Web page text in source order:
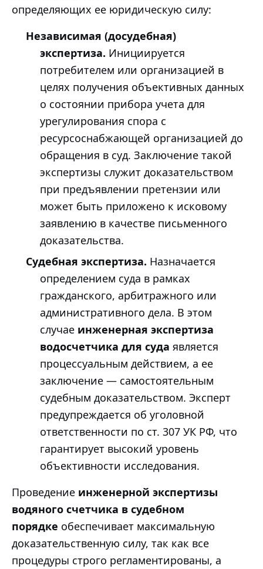
определяющих ее юридическую силу:
Независимая (досудебная)
экспертиза. Инициируется
потребителем или организацией в
целях получения объективных данных
о состоянии прибора учета для
урегулирования спора с
ресурсоснабжающей организацией до
обращения в суд. Заключение такой
экспертизы служит доказательством
при предъявлении претензии или
может быть приложено к исковому
заявлению в качестве письменного
доказательства.
Судебная экспертиза. Назначается
определением суда в рамках
гражданского, арбитражного или
административного дела. В этом
случае инженерная экспертиза
водосчетчика для суда является
процессуальным действием, а ее
заключение — самостоятельным
судебным доказательством. Эксперт
предупреждается об уголовной
ответственности по ст. 307 УК РФ, что
гарантирует высокий уровень
объективности исследования.
Проведение инженерной экспертизы
водяного счетчика в судебном
порядке обеспечивает максимальную
доказательственную силу, так как все
процедуры строго регламентированы, а